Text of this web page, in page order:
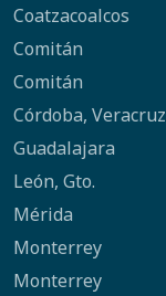
Coatzacoalcos
Comitán
Comitán
Córdoba, Veracruz
Guadalajara
León, Gto.
Mérida
Monterrey
Monterrey